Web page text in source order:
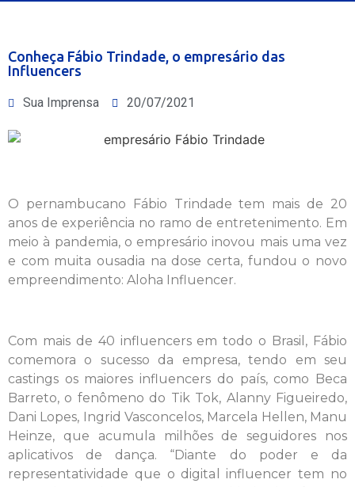
Conheça Fábio Trindade, o empresário das
Influencers
Sua Imprensa 20/07/2021
O pernambucano Fábio Trindade tem mais de 20
anos de experiência no ramo de entretenimento. Em
meio à pandemia, o empresário inovou mais uma vez
e com muita ousadia na dose certa, fundou o novo
empreendimento: Aloha Influencer.
Com mais de 40 influencers em todo o Brasil, Fábio
comemora o sucesso da empresa, tendo em seu
castings os maiores influencers do país, como Beca
Barreto, o fenômeno do Tik Tok, Alanny Figueiredo,
Dani Lopes, Ingrid Vasconcelos, Marcela Hellen, Manu
Heinze, que acumula milhões de seguidores nos
aplicativos de dança. “Diante do poder e da
representatividade que o digital influencer tem no